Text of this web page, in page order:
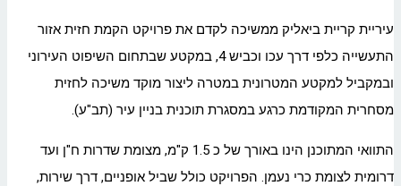
עיריית קריית ביאליק ממשיכה לקדם את פרויקט הקמת חזית אזור
התעשייה כלפי דרך עכו וכביש 4, במקטע שבתחום השיפוט העירוני
ובמקביל למקטע המטרונית במטרה ליצור מוקד משיכה לחזית
מסחרית המקודמת כרגע במסגרת תוכנית בניין עיר (תב"ע).
התוואי המתוכנן הינו באורך של כ 1.5 ק"מ, מצומת שדרות ח"ן ועד
דרומית לצומת כרי נעמן. הפרויקט כולל שביל אופניים, דרך שירות,